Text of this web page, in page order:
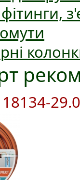
18134-